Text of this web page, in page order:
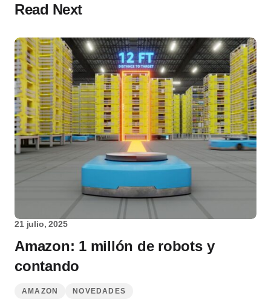
Read Next
21 julio, 2025
Amazon: 1 millón de robots y
contando
AMAZON NOVEDADES